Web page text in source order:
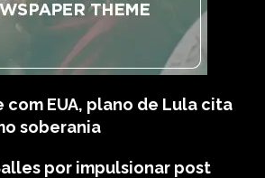
com EUA, plano de Lula cita
soberania
por impulsionar post